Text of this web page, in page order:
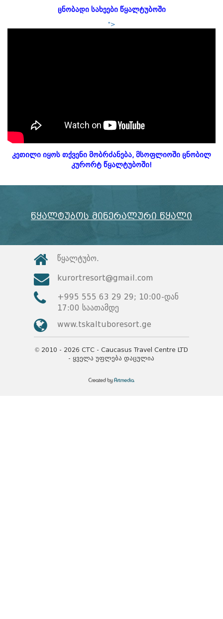
ცნობადი სახეები წყალტუბოში
">
კეთილი იყოს თქვენი მობრძანება, მსოფლიოში ცნობილ
კურორტ წყალტუბოში!
წყალტუბოს მინერალური წყალი